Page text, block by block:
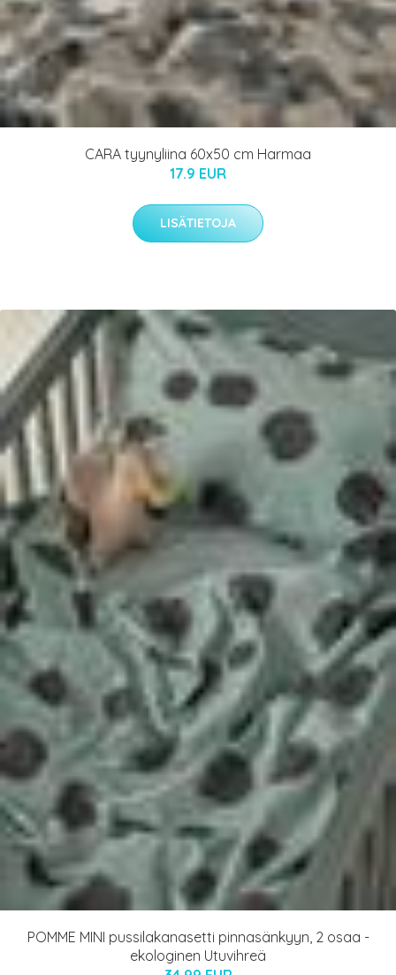
CARA tyynyliina 60x50 cm Harmaa
17.9 EUR
LISÄTIETOJA
POMME MINI pussilakanasetti pinnasänkyyn, 2 osaa -
ekologinen Utuvihreä